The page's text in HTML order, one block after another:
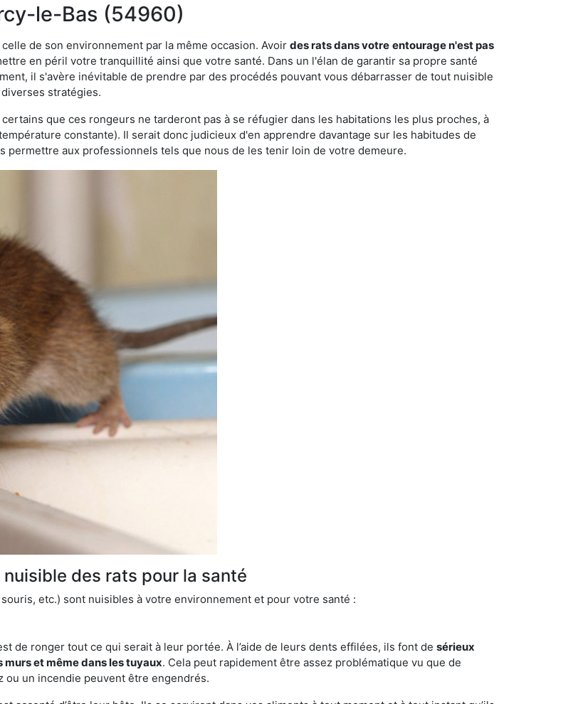
le-Bas (54960)
de son environnement par la même occasion. Avoir des rats dans votre entourage n'est pas
en péril votre tranquillité ainsi que votre santé. Dans un l'élan de garantir sa propre santé
il s'avère inévitable de prendre par des procédés pouvant vous débarrasser de tout nuisible
stratégies.
que ces rongeurs ne tarderont pas à se réfugier dans les habitations les plus proches, à
constante). Il serait donc judicieux d'en apprendre davantage sur les habitudes de
aux professionnels tels que nous de les tenir loin de votre demeure.
des rats pour la santé
etc.) sont nuisibles à votre environnement et pour votre santé :
de ronger tout ce qui serait à leur portée. À l’aide de leurs dents effilées, ils font de sérieux
et même dans les tuyaux. Cela peut rapidement être assez problématique vu que de
un incendie peuvent être engendrés.